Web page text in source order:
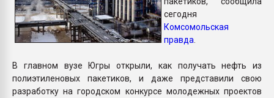
сегодня
Комсомольская
правда
В главном вузе Югры открыли, как получать нефть из
полиэтиленовых пакетиков, и даже представили свою
разработку на городском конкурсе молодежных проектов